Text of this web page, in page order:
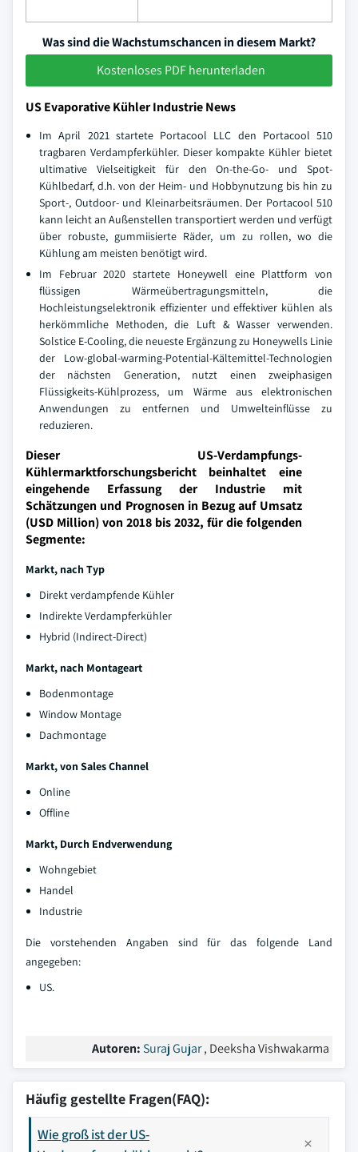
Was sind die Wachstumschancen in diesem Markt?
Kostenloses PDF herunterladen
US Evaporative Kühler Industrie News
Im April 2021 startete Portacool LLC den Portacool 510
tragbaren Verdampferkühler. Dieser kompakte Kühler bietet
ultimative Vielseitigkeit für den On-the-Go- und Spot-
Kühlbedarf, d.h. von der Heim- und Hobbynutzung bis hin zu
Sport-, Outdoor- und Kleinarbeitsräumen. Der Portacool 510
kann leicht an Außenstellen transportiert werden und verfügt
über robuste, gummiisierte Räder, um zu rollen, wo die
Kühlung am meisten benötigt wird.
Im Februar 2020 startete Honeywell eine Plattform von
flüssigen Wärmeübertragungsmitteln, die
Hochleistungselektronik effizienter und effektiver kühlen als
herkömmliche Methoden, die Luft & Wasser verwenden.
Solstice E-Cooling, die neueste Ergänzung zu Honeywells Linie
der Low-global-warming-Potential-Kältemittel-Technologien
der nächsten Generation, nutzt einen zweiphasigen
Flüssigkeits-Kühlprozess, um Wärme aus elektronischen
Anwendungen zu entfernen und Umwelteinflüsse zu
reduzieren.
Dieser US-Verdampfungs-
Kühlermarktforschungsbericht beinhaltet eine
eingehende Erfassung der Industrie mit
Schätzungen und Prognosen in Bezug auf Umsatz
(USD Million) von 2018 bis 2032, für die folgenden
Segmente:
Markt, nach Typ
Direkt verdampfende Kühler
Indirekte Verdampferkühler
Hybrid (Indirect-Direct)
Markt, nach Montageart
Bodenmontage
Window Montage
Dachmontage
Markt, von Sales Channel
Online
Offline
Markt, Durch Endverwendung
Wohngebiet
Handel
Industrie
Die vorstehenden Angaben sind für das folgende Land
angegeben:
US.
Autoren: Suraj Gujar, Deeksha Vishwakarma
Häufig gestellte Fragen(FAQ):
Wie groß ist der US-